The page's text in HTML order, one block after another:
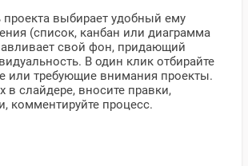
проекта выбирает удобный ему
(список, канбан или диаграмма
свой фон, придающий
В один клик отбирайте
или требующие внимания проекты.
в слайдере, вносите правки,
комментируйте процесс.